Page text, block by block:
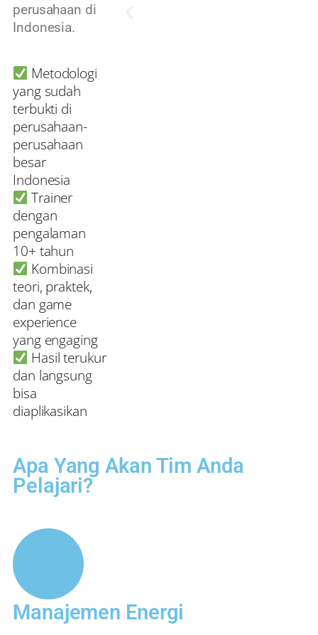
perusahaan di
Indonesia.
Metodologi
yang sudah
terbukti di
perusahaan-
perusahaan
besar
Indonesia
Trainer
dengan
pengalaman
10+ tahun
Kombinasi
teori, praktek,
dan game
experience
yang engaging
Hasil terukur
dan langsung
bisa
diaplikasikan
Apa Yang Akan Tim Anda
Pelajari?
Manajemen Energi